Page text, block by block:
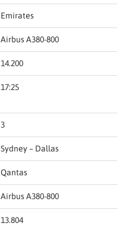
Emirates
Airbus A380-800
14.200
17:25
3
Sydney – Dallas
Qantas
Airbus A380-800
13.804